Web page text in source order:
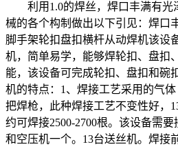
利用1.0的焊丝，焊口丰满有光
械的各个构制做出以下引见：焊口
脚手架轮扣盘扣横杆从动焊机该设
机，简单易学，能够焊轮扣、盘扣
能，该设备可完成轮扣、盘扣和碗
机的特点：1、焊接工艺采用的气
把焊枪，此种焊接工艺不变性好，
约可焊接2500-2700根。该设备需
和空压机一个。13台送丝机。焊接